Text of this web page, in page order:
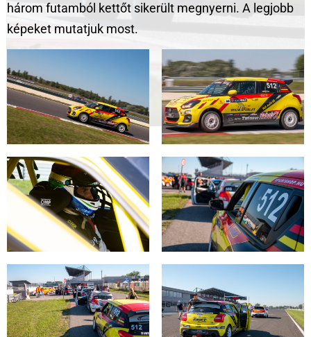
három futamból kettőt sikerült megnyerni. A legjobb
képeket mutatjuk most.